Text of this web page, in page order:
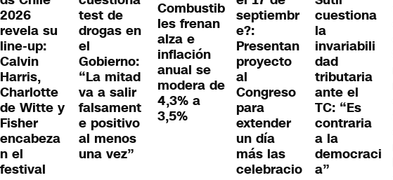
2026
revela su
line-up:
Calvin
Harris,
Charlotte
de Witte y
Fisher
encabeza
n el
festival
test de
drogas en
el
Gobierno:
“La mitad
va a salir
falsament
e positivo
al menos
una vez”
Combustib
les frenan
alza e
inflación
anual se
modera de
4,3% a
3,5%
septiembr
e?:
Presentan
proyecto
al
Congreso
para
extender
un día
más las
celebracio
cuestiona
la
invariabili
dad
tributaria
ante el
TC: “Es
contraria
a la
democraci
a”